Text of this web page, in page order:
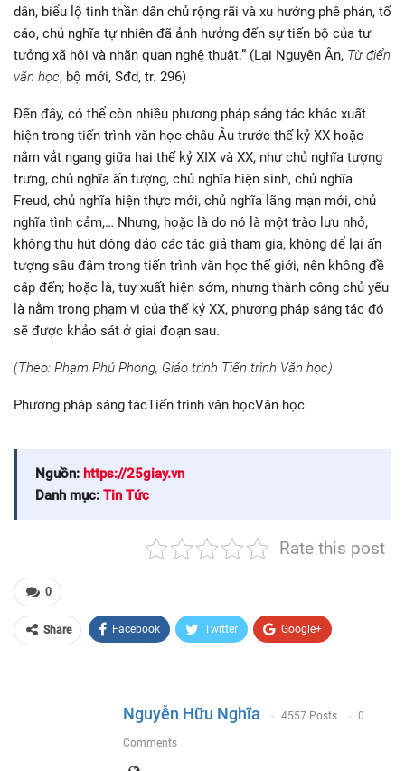
dân, biểu lộ tinh thần dân chủ rộng rãi và xu hướng phê phán, tố
cáo, chủ nghĩa tự nhiên đã ảnh hưởng đến sự tiến bộ của tư
tưởng xã hội và nhãn quan nghệ thuật.” (Lại Nguyên Ân, Từ điển
văn học, bộ mới, Sđd, tr. 296)
Đến đây, có thể còn nhiều phương pháp sáng tác khác xuất
hiện trong tiến trình văn học châu Âu trước thế kỷ XX hoặc
nằm vắt ngang giữa hai thế kỷ XIX và XX, như chủ nghĩa tượng
trưng, chủ nghĩa ấn tượng, chủ nghĩa hiện sinh, chủ nghĩa
Freud, chủ nghĩa hiện thực mới, chủ nghĩa lãng mạn mới, chủ
nghĩa tình cảm,… Nhưng, hoặc là do nó là một trào lưu nhỏ,
không thu hút đông đảo các tác giả tham gia, không để lại ấn
tượng sâu đậm trong tiến trình văn học thế giới, nên không đề
cập đến; hoặc là, tuy xuất hiện sớm, nhưng thành công chủ yếu
là nằm trong phạm vi của thế kỷ XX, phương pháp sáng tác đó
sẽ được khảo sát ở giai đoạn sau.
(Theo: Phạm Phú Phong, Giáo trình Tiến trình Văn học)
Phương pháp sáng tácTiến trình văn họcVăn học
Nguồn: https://25giay.vn
Danh mục: Tin Tức
Rate this post
0
Share Facebook Twitter Google+
Nguyễn Hữu Nghĩa 4557 Posts 0
Comments